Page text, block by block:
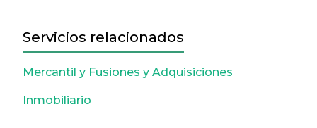
Servicios relacionados
Mercantil y Fusiones y Adquisiciones
Inmobiliario